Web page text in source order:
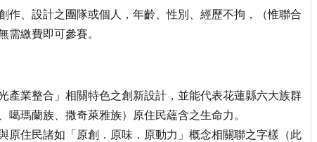
作、設計之團隊或個人，年齡、性別、經歷不拘，（惟聯合
需繳費即可參賽。
產業整合」相關特色之創新設計，並能代表花蓮縣六大族群
噶瑪蘭族、撒奇萊雅族）原住民蘊含之生命力。
原住民諸如「原創．原味．原動力」概念相關聯之字樣（此